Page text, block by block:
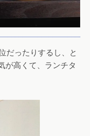
だったりするし、と
が高くて、ランチタ